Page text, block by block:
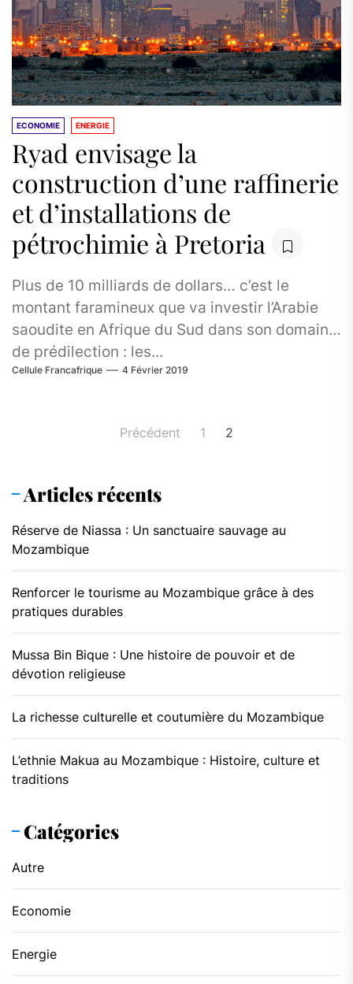
ECONOMIE ENERGIE
Ryad envisage la
construction d’une raffinerie
et d’installations de
pétrochimie à Pretoria
Plus de 10 milliards de dollars… c’est le
montant faramineux que va investir l’Arabie
saoudite en Afrique du Sud dans son domaine
de prédilection : les...
Cellule Francafrique 4 Février 2019
Précédent 1 2
Articles récents
Réserve de Niassa : Un sanctuaire sauvage au
Mozambique
Renforcer le tourisme au Mozambique grâce à des
pratiques durables
Mussa Bin Bique : Une histoire de pouvoir et de
dévotion religieuse
La richesse culturelle et coutumière du Mozambique
L’ethnie Makua au Mozambique : Histoire, culture et
traditions
Catégories
Autre
Economie
Energie